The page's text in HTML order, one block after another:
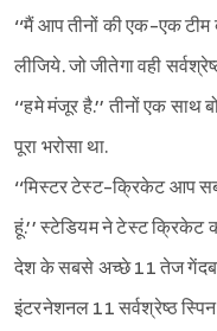
‘‘मैं आप तीनों की एक-एक
लीजिये. जो जीतेगा वही
‘‘हमे मंजूर है.’’ तीनों एक
पूरा भरोसा था.
‘‘मिस्टर टेस्ट-क्रिकेट आप
हूं.’’ स्टेडियम ने टेस्ट क्रिकेट
देश के सबसे अच्छे 11 तेज
इंटरनेशनल 11 सर्वश्रेष्ठ